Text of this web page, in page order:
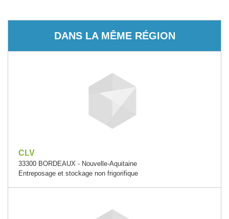
DANS LA MÊME RÉGION
CLV
33300 BORDEAUX - Nouvelle-Aquitaine
Entreposage et stockage non frigorifique